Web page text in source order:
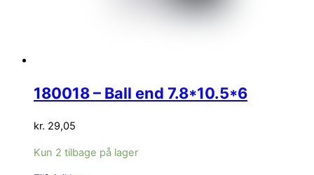
180018 – Ball end 7.8*10.5*6
kr. 29,05
Kun 2 tilbage på lager